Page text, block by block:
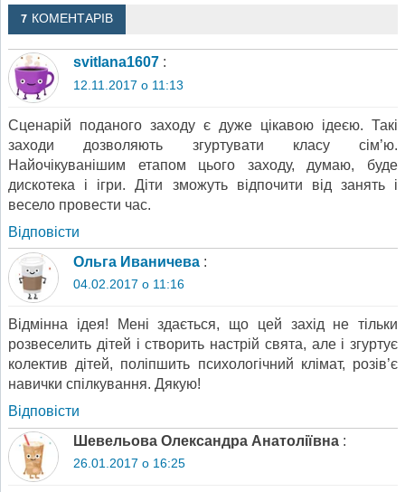
7 КОМЕНТАРІВ
svitlana1607 :
12.11.2017 о 11:13
Сценарій поданого заходу є дуже цікавою ідеєю. Такі
заходи дозволяють згуртувати класу сім’ю.
Найочікуванішим етапом цього заходу, думаю, буде
дискотека і ігри. Діти зможуть відпочити від занять і
весело провести час.
Відповіcти
Ольга Иваничева :
04.02.2017 о 11:16
Відмінна ідея! Мені здається, що цей захід не тільки
розвеселить дітей і створить настрій свята, але і згуртує
колектив дітей, поліпшить психологічний клімат, розів’є
навички спілкування. Дякую!
Відповіcти
Шевельова Олександра Анатоліївна :
26.01.2017 о 16:25